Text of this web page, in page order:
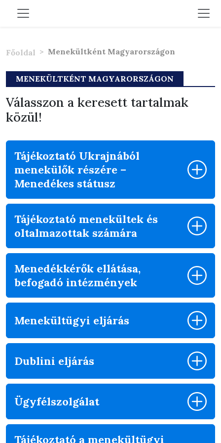
Főoldal Menekültként Magyarországon
MENEKÜLTKÉNT MAGYARORSZÁGON
Válasszon a keresett tartalmak
közül!
Tájékoztató Ukrajnából
menekülők részére –
Menedékes státusz
Tájékoztató menekültek és
oltalmazottak számára
Menedékkérők ellátása,
befogadó intézmények
Menekültügyi eljárás
Dublini eljárás
Ügyfélszolgálat
Tájékoztató a menekültügyi